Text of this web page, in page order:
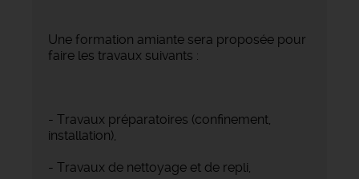
Une formation amiante sera proposée pour
faire les travaux suivants :
- Travaux préparatoires (confinement,
installation),
- Travaux de nettoyage et de repli,